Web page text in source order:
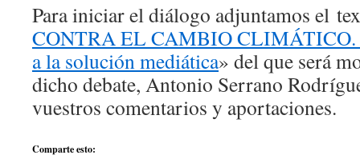
Para iniciar el diálogo adjuntamos el
CONTRA EL CAMBIO CLIMÁTICO.
a la solución mediática» del que será
dicho debate, Antonio Serrano
vuestros comentarios y aportaciones.
Comparte esto: